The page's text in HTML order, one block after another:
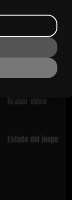
Grabar video
Estado del juego